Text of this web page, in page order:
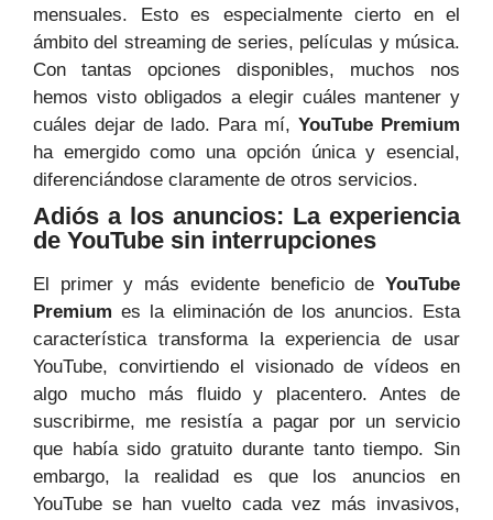
mensuales. Esto es especialmente cierto en el
ámbito del streaming de series, películas y música.
Con tantas opciones disponibles, muchos nos
hemos visto obligados a elegir cuáles mantener y
cuáles dejar de lado. Para mí, YouTube Premium
ha emergido como una opción única y esencial,
diferenciándose claramente de otros servicios.
Adiós a los anuncios: La experiencia
de YouTube sin interrupciones
El primer y más evidente beneficio de YouTube
Premium es la eliminación de los anuncios. Esta
característica transforma la experiencia de usar
YouTube, convirtiendo el visionado de vídeos en
algo mucho más fluido y placentero. Antes de
suscribirme, me resistía a pagar por un servicio
que había sido gratuito durante tanto tiempo. Sin
embargo, la realidad es que los anuncios en
YouTube se han vuelto cada vez más invasivos,